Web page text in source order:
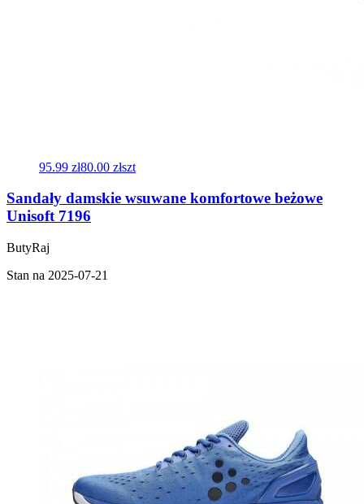
95.99 zł80.00 złszt
Sandały damskie wsuwane komfortowe beżowe
Unisoft 7196
ButyRaj
Stan na 2025-07-21